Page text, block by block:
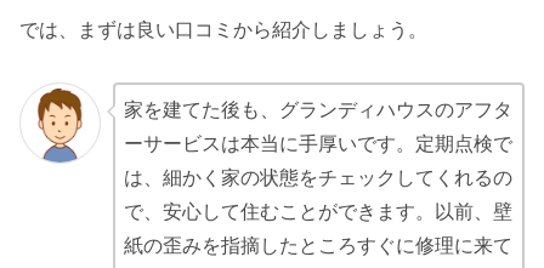
では、まずは良い口コミから紹介しましょう。
家を建てた後も、グランディハウスのアフタ
ーサービスは本当に手厚いです。定期点検で
は、細かく家の状態をチェックしてくれるの
で、安心して住むことができます。以前、壁
紙の歪みを指摘したところすぐに修理に来て